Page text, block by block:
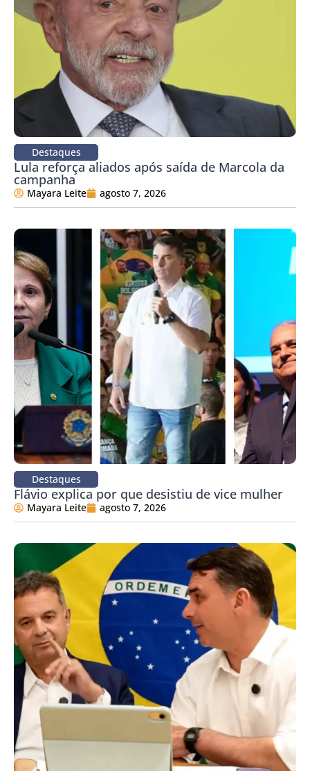
Destaques
Lula reforça aliados após saída de Marcola da
campanha
Mayara Leite agosto 7, 2026
Destaques
Flávio explica por que desistiu de vice mulher
Mayara Leite agosto 7, 2026